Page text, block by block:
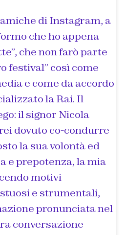
di Instagram, a
che ho appena
che non farò parte
festival” così come
e come da accordo
la Rai. Il
il signor Nicola
dovuto co-condurre
la sua volontà ed
e prepotenza, la mia
motivi
e strumentali,
pronunciata nel
conversazione